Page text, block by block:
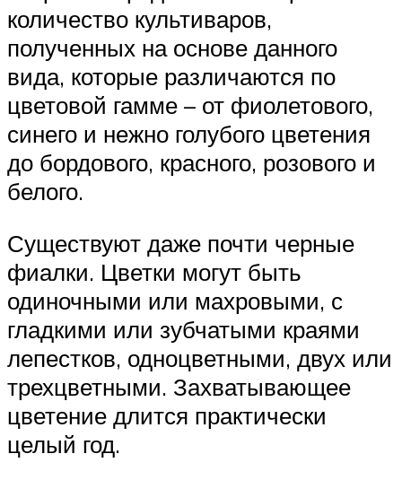
количество культиваров,
полученных на основе данного
вида, которые различаются по
цветовой гамме – от фиолетового,
синего и нежно голубого цветения
до бордового, красного, розового и
белого.
Существуют даже почти черные
фиалки. Цветки могут быть
одиночными или махровыми, с
гладкими или зубчатыми краями
лепестков, одноцветными, двух или
трехцветными. Захватывающее
цветение длится практически
целый год.